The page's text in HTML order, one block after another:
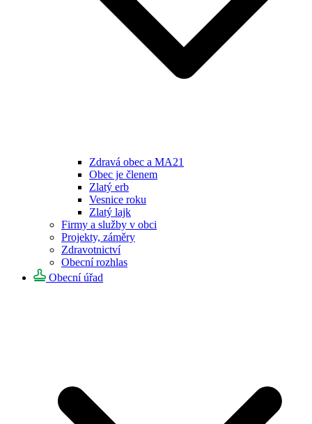
Zdravá obec a MA21
Obec je členem
Zlatý erb
Vesnice roku
Zlatý lajk
Firmy a služby v obci
Projekty, záměry
Zdravotnictví
Obecní rozhlas
Obecní úřad